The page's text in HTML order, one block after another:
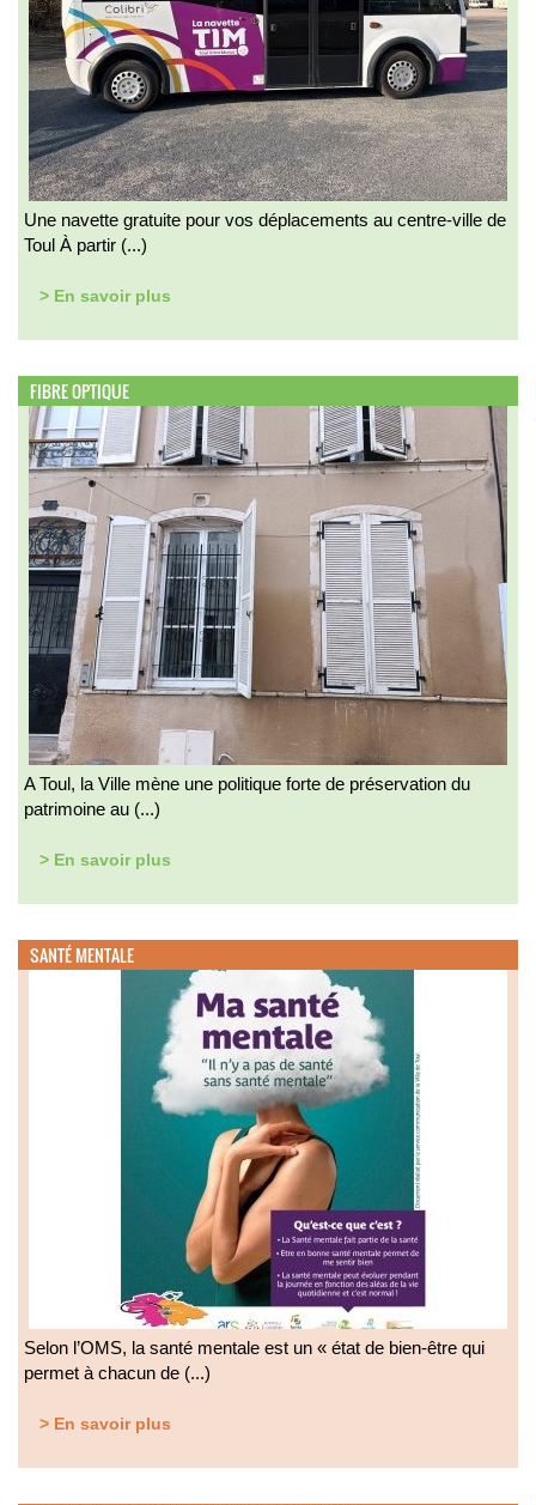
Une navette gratuite pour vos déplacements au centre-ville de
Toul À partir (...)
> En savoir plus
FIBRE OPTIQUE
A Toul, la Ville mène une politique forte de préservation du
patrimoine au (...)
> En savoir plus
SANTÉ MENTALE
Selon l’OMS, la santé mentale est un « état de bien-être qui
permet à chacun de (...)
> En savoir plus